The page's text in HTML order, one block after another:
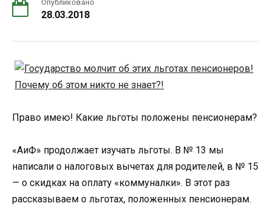
Опубликовано
28.03.2018
Право имею! Какие льготы положены пенсионерам?
«АиФ» продолжает изучать льготы. В № 13 мы
написали о налоговых вычетах для родителей, в № 15
— о скидках на оплату «коммуналки». В этот раз
рассказываем о льготах, положенных пенсионерам.